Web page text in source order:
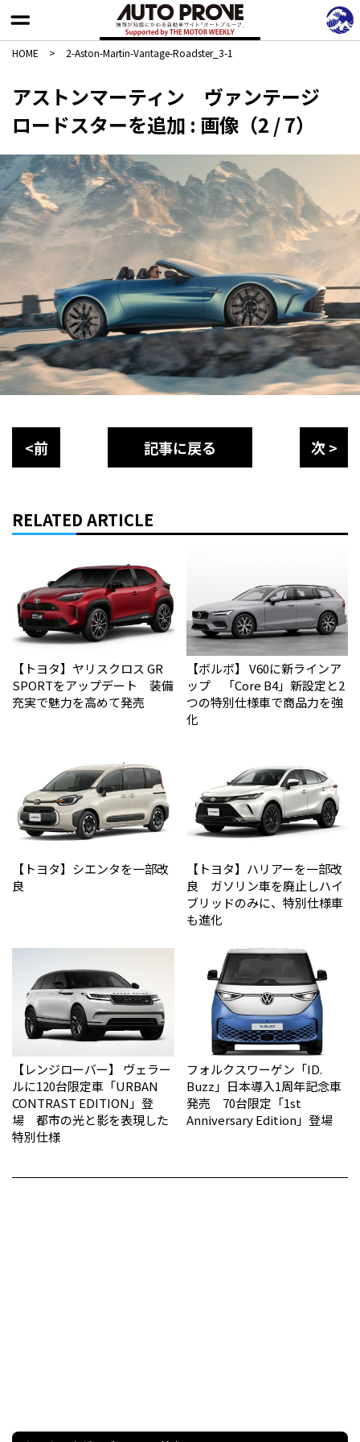
HOME > 2-Aston-Martin-Vantage-Roadster_3-1
アストンマーティン ヴァンテージ
ロードスターを追加 : 画像（2 / 7）
<前 記事に戻る 次 >
RELATED ARTICLE
【トヨタ】ヤリスクロス GR
SPORTをアップデート 装備
充実で魅力を高めて発売
【ボルボ】 V60に新ラインア
ップ 「Core B4」新設定と2
つの特別仕様車で商品力を強
化
【トヨタ】シエンタを一部改
良
【トヨタ】ハリアーを一部改
良 ガソリン車を廃止しハイ
ブリッドのみに、特別仕様車
も進化
【レンジローバー】 ヴェラー
ルに120台限定車「URBAN
CONTRAST EDITION」登
場 都市の光と影を表現した
特別仕様
フォルクスワーゲン「ID.
Buzz」日本導入1周年記念車
発売 70台限定「1st
Anniversary Edition」登場